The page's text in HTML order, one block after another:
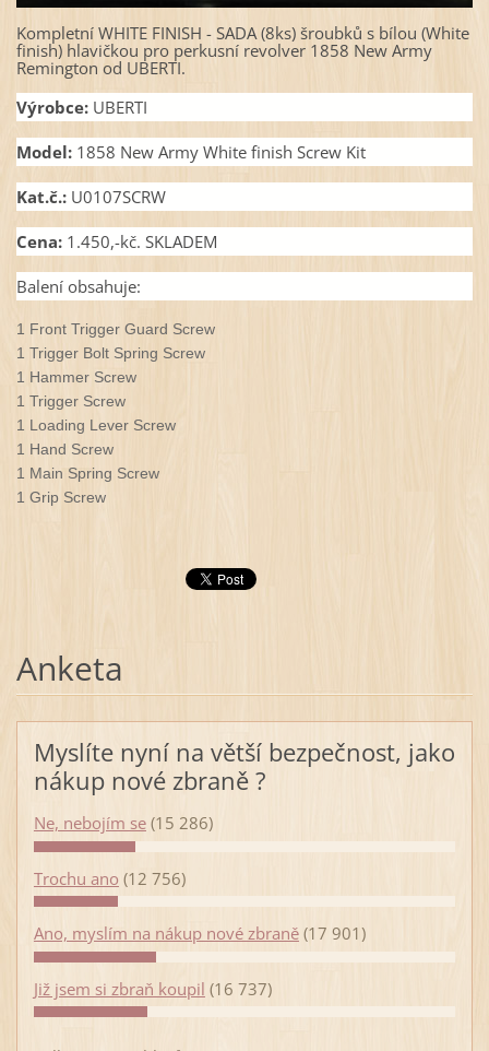
Kompletní WHITE FINISH - SADA (8ks) šroubků s bílou (White
finish) hlavičkou pro perkusní revolver 1858 New Army
Remington od UBERTI.
Výrobce:UBERTI
Model:1858 New Army White finish Screw Kit
Kat.č.:U0107SCRW
Cena: 1.450,-kč. SKLADEM
Balení obsahuje:
1 Front Trigger Guard Screw
1 Trigger Bolt Spring Screw
1 Hammer Screw
1 Trigger Screw
1 Loading Lever Screw
1 Hand Screw
1 Main Spring Screw
1 Grip Screw
Anketa
Myslíte nyní na větší bezpečnost, jako
nákup nové zbraně ?
Ne, nebojím se (15 286)
Trochu ano (12 756)
Ano, myslím na nákup nové zbraně (17 901)
Již jsem si zbraň koupil (16 737)